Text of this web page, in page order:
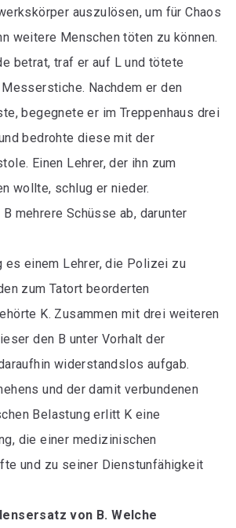
auszulösen, um für Chaos
weitere Menschen töten zu können.
betrat, traf er auf L und tötete
Nachdem er den
begegnete er im Treppenhaus drei
bedrohte diese mit der
Einen Lehrer, der ihn zum
wollte, schlug er nieder.
mehrere Schüsse ab, darunter
es einem Lehrer, die Polizei zu
zum Tatort beorderten
K. Zusammen mit drei weiteren
den B unter Vorhalt der
widerstandslos aufgab.
und der damit verbundenen
Belastung erlitt K eine
die einer medizinischen
und zu seiner Dienstunfähigkeit
von B. Welche